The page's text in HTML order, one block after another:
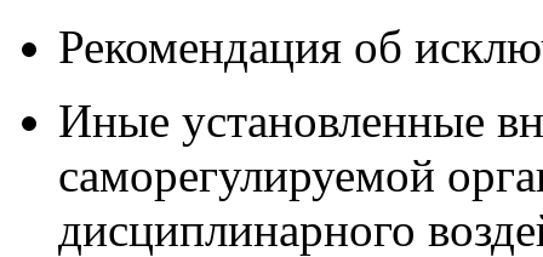
Рекомендация об
Иные установленные
саморегулируемой
дисциплинарного